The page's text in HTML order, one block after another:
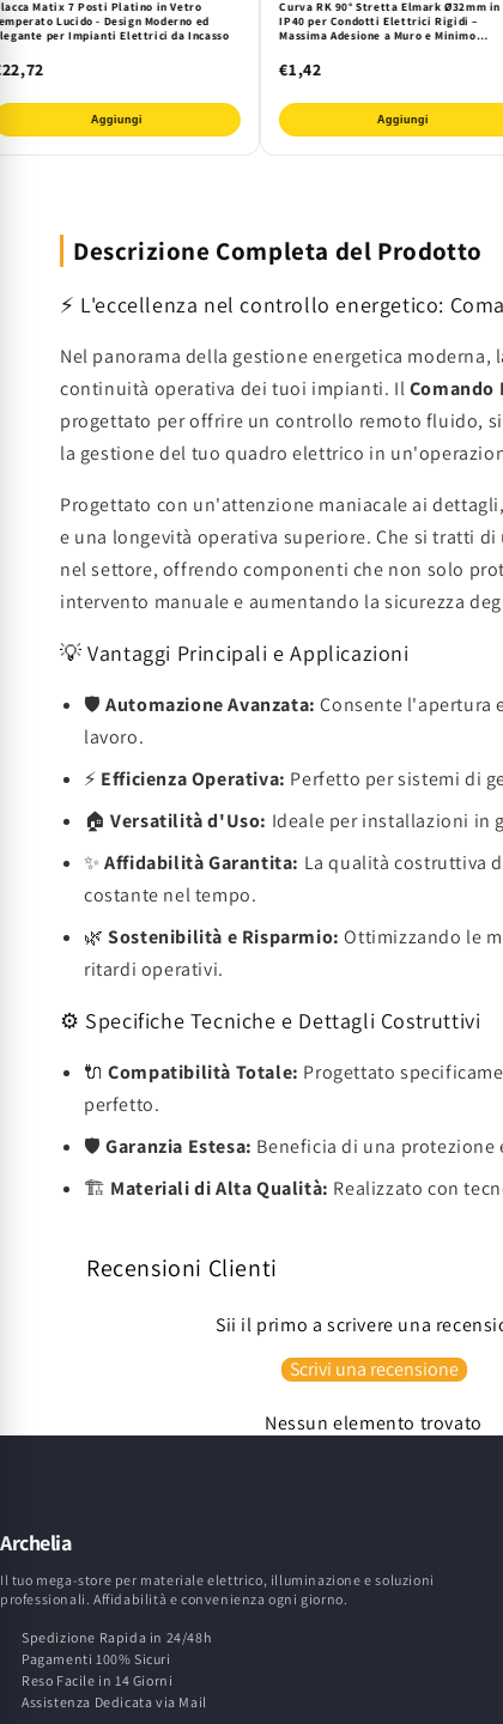
Matix 7 Posti Platino in Vetro
Lucido - Design Moderno ed
per Impianti Elettrici da Incasso
Aggiungi
Curva RK 90° Stretta Elmark Ø32mm in
IP40 per Condotti Elettrici Rigidi –
Massima Adesione a Muro e Minimo
€1,42
Aggiungi
Descrizione Completa del Prodotto
⚡ L'eccellenza nel controllo energetico:
Nel panorama della gestione energetica
continuità operativa dei tuoi impianti. IlComando
progettato per offrire un controllo remoto fluido,
la gestione del tuo quadro elettrico in
Progettato con un'attenzione maniacale ai
e una longevità operativa superiore. Che si tratti
nel settore, offrendo componenti che non solo
intervento manuale e aumentando la sicurezza
💡 Vantaggi Principali e Applicazioni
🛡️Automazione Avanzata: Consente l'apertura
lavoro.
⚡ Efficienza Operativa: Perfetto per sistemi di
🏠Versatilità d'Uso: Ideale per installazioni in
✨Affidabilità Garantita: La qualità costruttiva
costante nel tempo.
🌿Sostenibilità e Risparmio: Ottimizzando le
ritardi operativi.
⚙️ Specifiche Tecniche e Dettagli Costruttivi
🔌Compatibilità Totale: Progettato
perfetto.
🛡️Garanzia Estesa: Beneficia di una
🏗️ Materiali di Alta Qualità: Realizzato con
Recensioni Clienti
Sii il primo a scrivere una
Scrivi una recensione
Nessun elemento trovato
Archelia
Il tuo mega-store per materiale elettrico, illuminazione e soluzioni
professionali. Affidabilità e convenienza ogni giorno.
Spedizione Rapida in 24/48h
Pagamenti 100% Sicuri
Reso Facile in 14 Giorni
Assistenza Dedicata via Mail